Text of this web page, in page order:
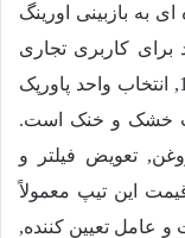
به بازبینی اورینگ
کاربری تجاری
شامل بررسی تعداد سیکل روزانه بالای 100, انتخاب واحد پاورپک
خشک و خنک است.
تعویض فیلتر و
این تیپ معمولاً
عامل تعیین کننده,